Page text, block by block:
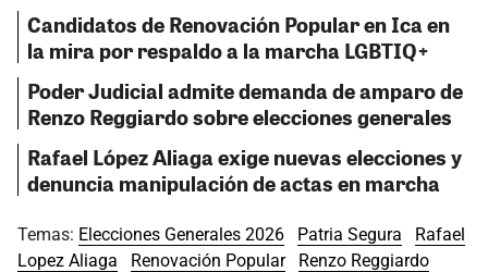
Candidatos de Renovación Popular en Ica en
la mira por respaldo a la marcha LGBTIQ+
Poder Judicial admite demanda de amparo de
Renzo Reggiardo sobre elecciones generales
Rafael López Aliaga exige nuevas elecciones y
denuncia manipulación de actas en marcha
Temas: Elecciones Generales 2026 Patria Segura
Rafael
Lopez Aliaga
Renovación Popular Renzo Reggiardo